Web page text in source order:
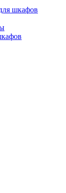
шкафов